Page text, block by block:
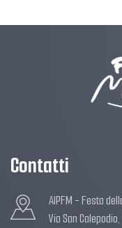
Contatti
AIPFM - Festa
Via San